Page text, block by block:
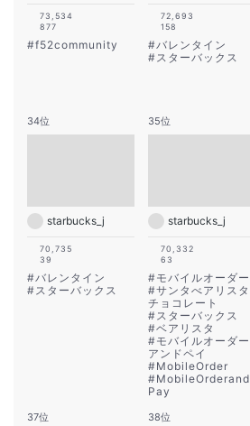
73,534
877
#f52community
72,693
158
#バレンタイン
#スターバックス
34位
starbucks_j
70,735
39
#バレンタイン
#スターバックス
35位
starbucks_j
70,332
63
#モバイルオーダー
#サンタべアリスタ
チョコレート
#スターバックス
#ベアリスタ
#モバイルオーダー
アンドペイ
#MobileOrder
#MobileOrderand
Pay
37位 38位